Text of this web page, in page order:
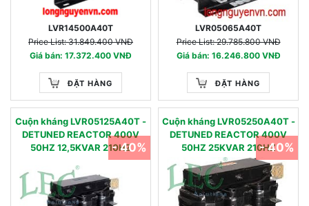
LVR14500A40T
Price List: 31.849.400 VNĐ
Giá bán: 17.372.400 VNĐ
ĐẶT HÀNG
LVR05065A40T
Price List: 29.785.800 VNĐ
Giá bán: 16.246.800 VNĐ
ĐẶT HÀNG
Cuộn kháng LVR05125A40T -
DETUNED REACTOR 400V
50HZ 12,5KVAR 210HZ
- 40%
Cuộn kháng LVR05250A40T -
DETUNED REACTOR 400V
50HZ 25KVAR 210HZ- 40%